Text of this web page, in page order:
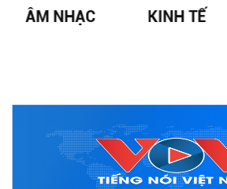
ÂM NHẠC KINH TẾ